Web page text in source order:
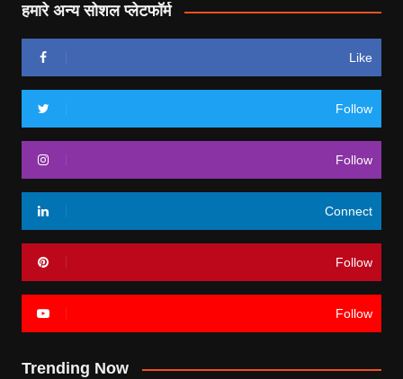
हमारे अन्य सोशल प्लेटफॉर्म
Like
Follow
Follow
Connect
Follow
Follow
Trending Now